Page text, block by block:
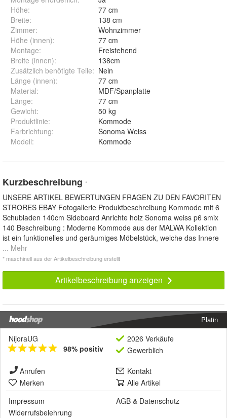
Höhe:
77 cm
Breite:
138 cm
Zimmer:
Wohnzimmer
Höhe (innen):
77 cm
Montage:
Freistehend
Breite (innen):
138cm
Zusätzlich benötigte Teile: Nein
Länge (innen):
77 cm
Material:
MDF/Spanplatte
Länge:
77 cm
Gewicht:
50 kg
Produktlinie:
Kommode
Farbrichtung:
Sonoma Weiss
Modell: Kommode
Kurzbeschreibung *
UNSERE ARTIKEL BEWERTUNGEN FRAGEN ZU DEN FAVORITEN
STRORES EBAY Fotogallerie Produktbeschreibung Kommode mit 6
Schubladen 140cm Sideboard Anrichte holz Sonoma weiss p6 smix
140 Beschreibung : Moderne Kommode aus der MALWA Kollektion
ist ein funktionelles und geräumiges Möbelstück, welche das Innere
... Mehr
* maschinell aus der Artikelbeschreibung erstellt
Artikelbeschreibung anzeigen
Platin
NijoraUG
98% positiv
2026 Verkäufe
Gewerblich
Anrufen
Kontakt
Merken
Alle Artikel
Impressum
AGB & Datenschutz
Widerrufsbelehrung